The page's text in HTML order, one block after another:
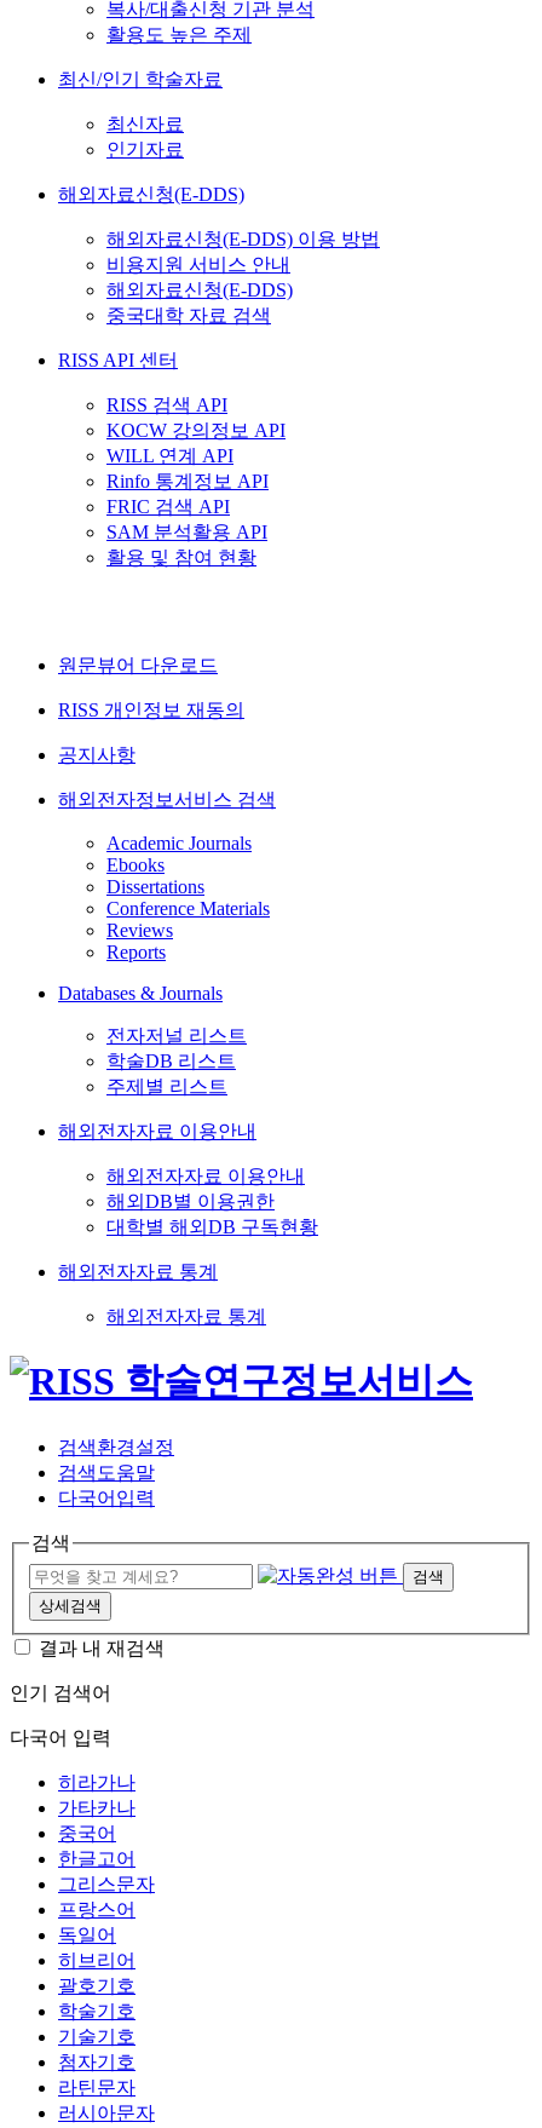
복사/대출신청 기관 분석
활용도 높은 주제
최신/인기 학술자료
최신자료
인기자료
해외자료신청(E-DDS)
해외자료신청(E-DDS) 이용 방법
비용지원 서비스 안내
해외자료신청(E-DDS)
중국대학 자료 검색
RISS API 센터
RISS 검색 API
KOCW 강의정보 API
WILL 연계 API
Rinfo 통계정보 API
FRIC 검색 API
SAM 분석활용 API
활용 및 참여 현황
원문뷰어 다운로드
RISS 개인정보 재동의
공지사항
해외전자정보서비스 검색
Academic Journals
Ebooks
Dissertations
Conference Materials
Reviews
Reports
Databases & Journals
전자저널 리스트
학술DB 리스트
주제별 리스트
해외전자자료 이용안내
해외전자자료 이용안내
해외DB별 이용권한
대학별 해외DB 구독현황
해외전자자료 통계
해외전자자료 통계
검색환경설정
검색도움말
다국어입력
검색
검색
상세검색
결과 내 재검색
인기 검색어
다국어 입력
히라가나
가타카나
중국어
한글고어
그리스문자
프랑스어
독일어
히브리어
괄호기호
학술기호
기술기호
첨자기호
라틴문자
러시아문자